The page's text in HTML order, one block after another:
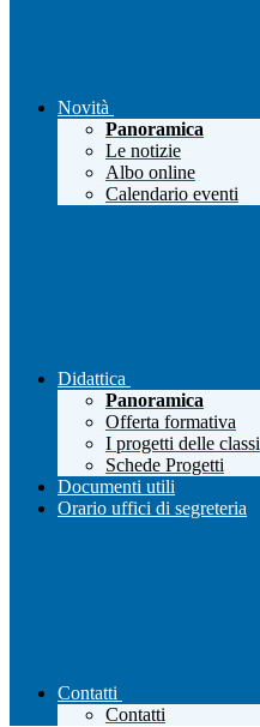
Novità
Panoramica
Le notizie
Albo online
Calendario eventi
Didattica
Panoramica
Offerta formativa
I progetti delle classi
Schede Progetti
Documenti utili
Orario uffici di segreteria
Contatti
Contatti